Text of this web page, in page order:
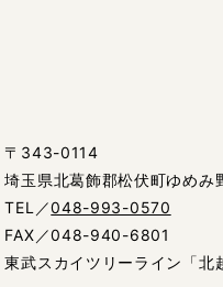
〒343-0114
埼玉県北葛飾郡松伏町ゆめ
TEL／048-993-0570
FAX／048-940-6801
東武スカイツリーライン「北